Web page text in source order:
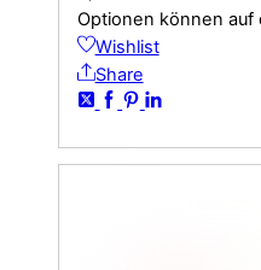
Optionen können
Wishlist
Share